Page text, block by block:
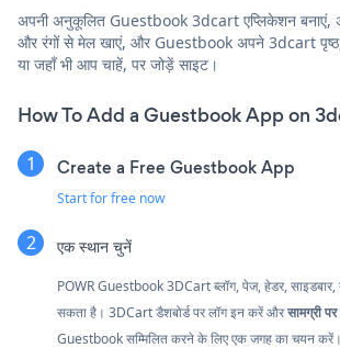
अपनी अनुकूलित Guestbook 3dcart एप्लिकेशन बनाएं,
और रंगों से मेल खाएं, और Guestbook अपने 3dcart पृष्ठ,
या जहाँ भी आप चाहें, पर जोड़ें साइट।
How To Add a Guestbook App on
Create a Free Guestbook App
Start for free now
एक स्थान चुनें
POWR Guestbook 3DCart ब्लॉग, पेज, हेडर, साइडबार,
सकता है। 3DCart डैशबोर्ड पर लॉग इन करें औरसामग्री
Guestbook सम्मिलित करने के लिए एक जगह का चयन करें।